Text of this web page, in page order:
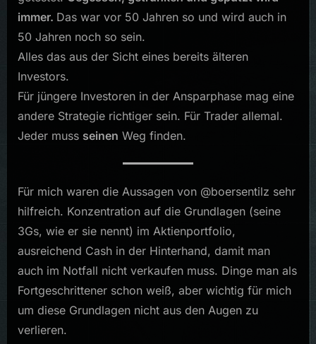
immer. Das war vor 50 Jahren so und wird auch in
50 Jahren noch so sein.
Alles das aus der Sicht eines bereits älteren
Investors.
Für jüngere Investoren in der Ansparphase mag eine
andere Strategie richtiger sein. Für Trader allemal.
Jeder muss seinen Weg finden.
Für mich waren die Aussagen von @boersentilz sehr
hilfreich. Konzentration auf die Grundlagen (seine
3Gs, wie er sie nennt) im Aktienportfolio,
ausreichend Cash in der Hinterhand, damit man
auch im Notfall nicht verkaufen muss. Dinge man als
Fortgeschrittener schon weiß, aber wichtig für mich
um diese Grundlagen nicht aus den Augen zu
verlieren.